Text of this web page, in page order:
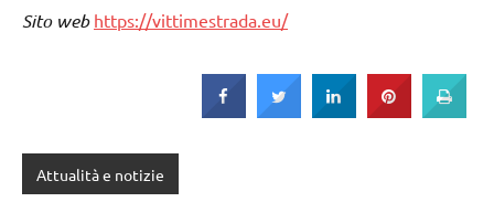
Sito web https://vittimestrada.eu/
Attualità e notizie